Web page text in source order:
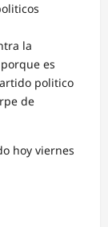
la
es
politico
de
hoy viernes